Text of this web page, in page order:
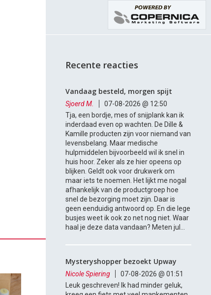
Recente reacties
Vandaag besteld, morgen spijt
Sjoerd M.
07-08-2026 @ 12:50
Tja, een bordje, mes of snijplank kan ik
inderdaad even op wachten. De Dille &
Kamille producten zijn voor niemand van
levensbelang. Maar medische
hulpmiddelen bijvoorbeeld wil ik snel in
huis hoor. Zeker als ze hier opeens op
blijken. Geldt ook voor drukwerk om
maar iets te noemen. Het lijkt me nogal
afhankelijk van de productgroep hoe
snel de bezorging moet zijn. Daar is
geen eenduidig antwoord op. En die lege
busjes weet ik ook zo net nog niet. Waar
haal je deze data vandaan? Meten jul...
Mysteryshopper bezoekt Upway
Nicole Spiering
07-08-2026 @ 01:51
Leuk geschreven! Ik had minder geluk,